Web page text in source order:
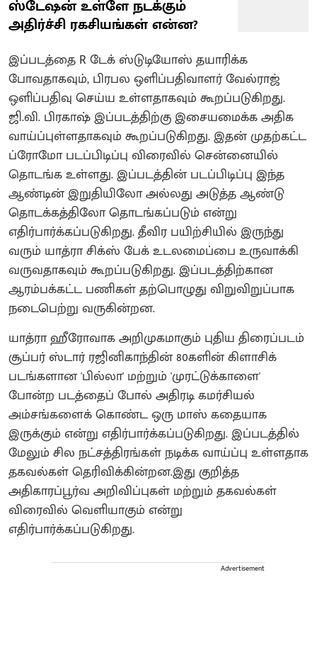
ஸ்டேஷன் உள்ளே நடக்கும்
அதிர்ச்சி ரகசியங்கள் என்ன?
இப்படத்தை R டேக் ஸ்டுடியோஸ் தயாரிக்க
போவதாகவும், பிரபல ஒளிப்பதிவாளர் வேல்ராஜ்
ஒளிப்பதிவு செய்ய உள்ளதாகவும் கூறப்படுகிறது.
ஜி.வி. பிரகாஷ் இப்படத்திற்கு இசையமைக்க அதிக
வாய்ப்புள்ளதாகவும் கூறப்படுகிறது. இதன் முதற்கட்ட
ப்ரோமோ படப்பிடிப்பு விரைவில் சென்னையில்
தொடங்க உள்ளது. இப்படத்தின் படப்பிடிப்பு இந்த
ஆண்டின் இறுதியிலோ அல்லது அடுத்த ஆண்டு
தொடக்கத்திலோ தொடங்கப்படும் என்று
எதிர்பார்க்கப்படுகிறது. தீவிர பயிற்சியில் இருந்து
வரும் யாத்ரா சிக்ஸ் பேக் உடலமைப்பை உருவாக்கி
வருவதாகவும் கூறப்படுகிறது. இப்படத்திற்கான
ஆரம்பக்கட்ட பணிகள் தற்பொழுது விறுவிறுப்பாக
நடைபெற்று வருகின்றன.
யாத்ரா ஹீரோவாக அறிமுகமாகும் புதிய திரைப்படம்
சூப்பர் ஸ்டார் ரஜினிகாந்தின் 80களின் கிளாசிக்
படங்களான 'பில்லா' மற்றும் 'முரட்டுக்காளை'
போன்ற படத்தைப் போல் அதிரடி கமர்சியல்
அம்சங்களைக் கொண்ட ஒரு மாஸ் கதையாக
இருக்கும் என்று எதிர்பார்க்கப்படுகிறது. இப்படத்தில்
மேலும் சில நட்சத்திரங்கள் நடிக்க வாய்ப்பு உள்ளதாக
தகவல்கள் தெரிவிக்கின்றன.இது குறித்த
அதிகாரப்பூர்வ அறிவிப்புகள் மற்றும் தகவல்கள்
விரைவில் வெளியாகும் என்று
எதிர்பார்க்கப்படுகிறது.
Advertisement